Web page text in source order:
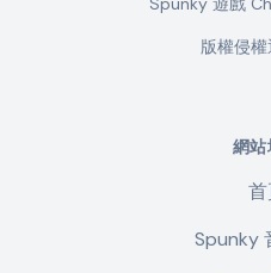
版權侵
網站
Spunky